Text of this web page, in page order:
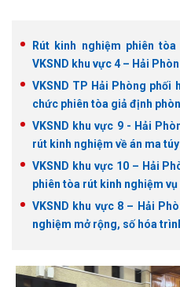
Rút kinh nghiệm phiên
VKSND khu vực 4 – Hải
VKSND TP Hải Phòng phối
chức phiên tòa giả định
VKSND khu vực 9 - Hải
rút kinh nghiệm về án ma túy
VKSND khu vực 10 – Hải
phiên tòa rút kinh nghiệm vụ
VKSND khu vực 8 – Hải
nghiệm mở rộng, số hóa